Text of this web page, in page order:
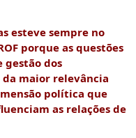
esteve sempre no
porque as questões
gestão dos
maior relevância
política que
as relações de